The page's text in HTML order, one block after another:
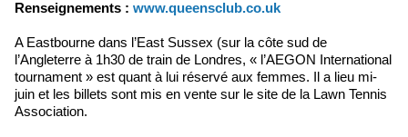
Renseignements : www.queensclub.co.uk
A Eastbourne dans l’East Sussex (sur la côte sud de
l’Angleterre à 1h30 de train de Londres, « l’AEGON International
tournament » est quant à lui réservé aux femmes. Il a lieu mi-
juin et les billets sont mis en vente sur le site de la Lawn Tennis
Association.